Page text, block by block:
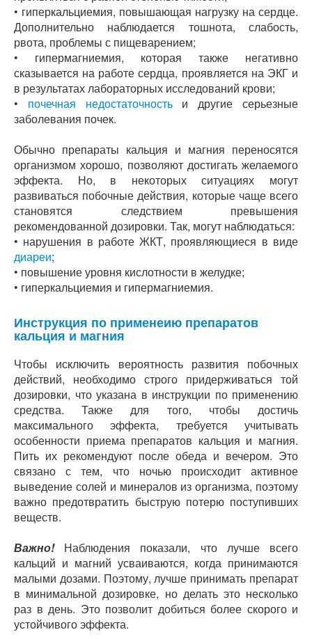
• гиперкальциемия, повышающая нагрузку на сердце.
Дополнительно наблюдается тошнота, слабость,
рвота, проблемы с пищеварением;
• гипермагниемия, которая также негативно
сказывается на работе сердца, проявляется на ЭКГ и
в результатах лабораторных исследований крови;
• почечная недостаточностьи другие серьезные
заболевания почек.
Обычно препараты кальция и магния переносятся
организмом хорошо, позволяют достигать желаемого
эффекта. Но, в некоторых ситуациях могут
развиваться побочные действия, которые чаще всего
становятся следствием превышения
рекомендованной дозировки. Так, могут наблюдаться:
• нарушения в работе ЖКТ, проявляющиеся в виде
диареи;
• повышение уровня кислотности в желудке;
• гиперкальциемия и гипермагниемия.
Инструкция по применеию препаратов
кальция и магния
Чтобы исключить вероятность развития побочных
действий, необходимо строго придерживаться той
дозировки, что указана в инструкции по применению
средства. Также для того, чтобы достичь
максимального эффекта, требуется учитывать
особенности приема препаратов кальция и магния.
Пить их рекомендуют после обеда и вечером. Это
связано с тем, что ночью происходит активное
выведение солей и минералов из организма, поэтому
важно предотвратить быструю потерю поступивших
веществ.
Важно!Наблюдения показали, что лучше всего
кальций и магний усваиваются, когда принимаются
малыми дозами. Поэтому, лучше принимать препарат
в минимальной дозировке, но делать это несколько
раз в день. Это позволит добиться более скорого и
устойчивого эффекта.